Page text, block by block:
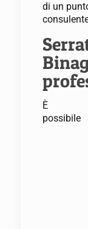
di un
È
possibile